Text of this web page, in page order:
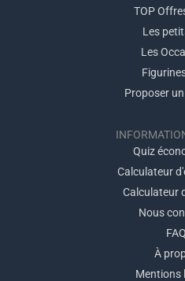
TOP
Les
Les
Proposer
Quiz
Calculateur
Calculateur
Nous
FAQ
À
Mentions